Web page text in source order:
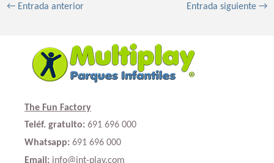
←Entrada anterior Entrada siguiente→
The Fun Factory
Teléf. gratuito: 691 696 000
Whatsapp: 691 696 000
Email: info@int-play.com